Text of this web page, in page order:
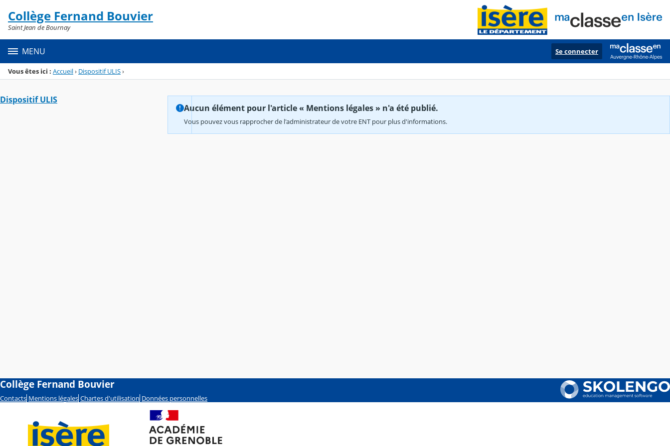
Menu de la rubrique
Contenu
Collège Fernand Bouvier
Saint Jean de Bournay
MENU Se connecter
Vous êtes ici : Accueil› Dispositif ULIS›
Dispositif ULIS
Aucun élément pour l'article « Mentions légales » n'a été publié.
Vous pouvez vous rapprocher de l'administrateur de votre ENT pour plus d'informations.
Collège Fernand Bouvier
Contacts Mentions légales Chartes d'utilisation Données personnelles